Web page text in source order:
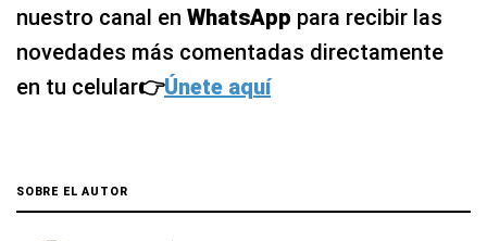
nuestro canal en WhatsApp para recibir las
novedades más comentadas directamente
en tu celular👉Únete aquí
SOBRE EL AUTOR